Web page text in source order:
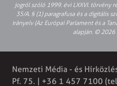
jogról szóló 1999. évi LXXVI. törvény
35/A. § (1) paragrafusa és a digitális
irányelv (Az Európai Parlament és a
alapján. © 2026
Nemzeti Média - és
Pf. 75. | +36 1 457 7100